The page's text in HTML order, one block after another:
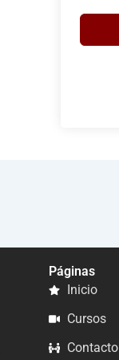
Páginas
Inicio
Cursos
Contacto